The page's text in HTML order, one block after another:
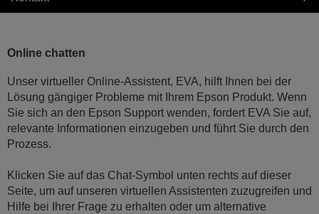
Online chatten
Unser virtueller Online-Assistent, EVA, hilft Ihnen bei der
Lösung gängiger Probleme mit Ihrem Epson Produkt. Wenn
Sie sich an den Epson Support wenden, fordert EVA Sie auf,
relevante Informationen einzugeben und führt Sie durch den
Prozess.
Klicken Sie auf das Chat-Symbol unten rechts auf dieser
Seite, um auf unseren virtuellen Assistenten zuzugreifen und
Hilfe bei Ihrer Frage zu erhalten oder um alternative